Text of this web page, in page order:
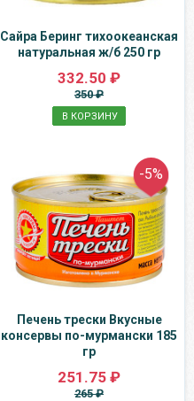
Сайра Беринг тихоокеанская
натуральная ж/б 250 гр
332.50 ₽
350 ₽
В КОРЗИНУ
-5%
Печень трески Вкусные
консервы по-мурмански 185
гр
251.75 ₽
265 ₽